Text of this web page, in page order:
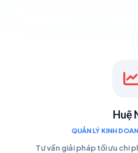
Huệ
QUẢN LÝ KINH
Tư vấn giải pháp tối ưu chi